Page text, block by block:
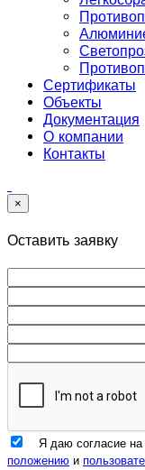
Сертификаты
Объекты
Документация
О компании
Контакты
×
Оставить заявку
Я даю согласие на
положению и